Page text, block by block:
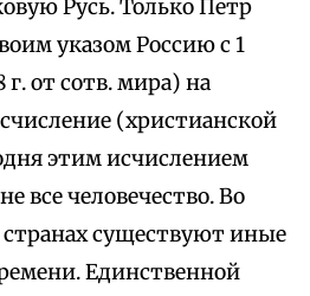
Русь. Только Петр
указом Россию с 1
г. от сотв. мира) на
(христианской
этим исчислением
все человечество. Во
существуют иные
Единственной